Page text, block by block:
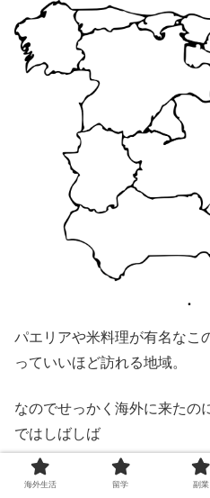
パエリアや米料理が有名なこ
っていいほど訪れる地域。
なのでせっかく海外に来たの
ではしばしば
しかし、ヌーディストビー
海外生活 留学 副業